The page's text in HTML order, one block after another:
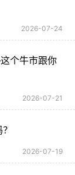
2026-07-24
个牛市跟你
2026-07-21
2026-07-19